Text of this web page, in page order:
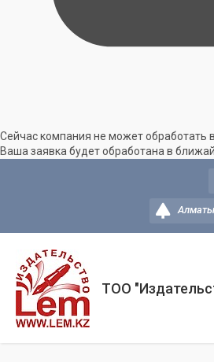
Сейчас компания не может обработать
Ваша заявка будет обработана в
ТОО